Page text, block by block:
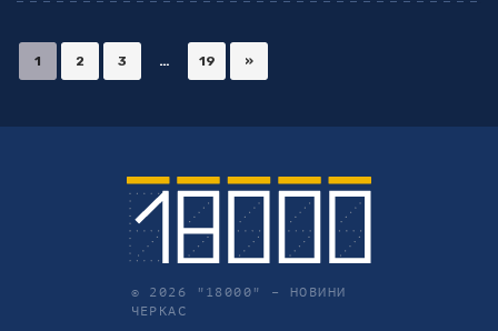
1 2 3 … 19 »
© 2026 "18000" – НОВИНИ
ЧЕРКАС